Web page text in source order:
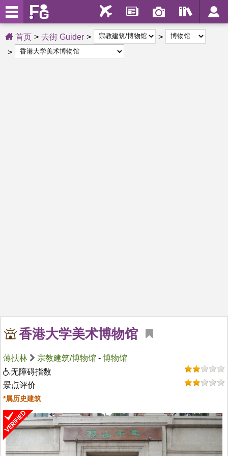
首页 去街 Guider
香港大学美术博物馆
薄扶林 宗教建筑/博物馆 - 博物馆
无障碍指数
景点评价
*属历史建筑